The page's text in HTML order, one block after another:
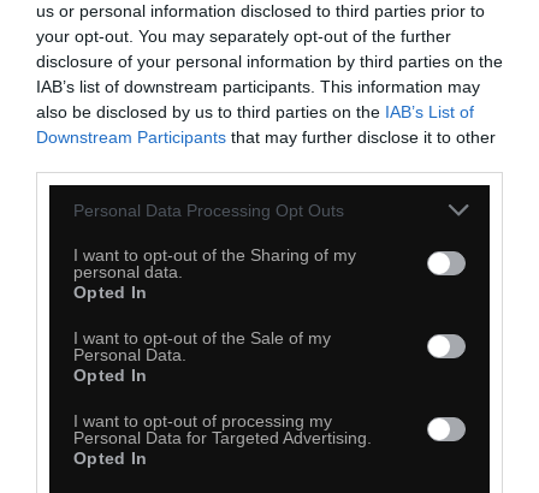
us or personal information disclosed to third parties prior to
your opt-out. You may separately opt-out of the further
disclosure of your personal information by third parties on the
IAB’s list of downstream participants. This information may
also be disclosed by us to third parties on the IAB’s List of
Downstream Participants that may further disclose it to other
Personal Data Processing Opt Outs
I want to opt-out of the Sharing of my
personal data.
Opted In
I want to opt-out of the Sale of my
Personal Data.
Opted In
I want to opt-out of processing my
Personal Data for Targeted Advertising.
Opted In
Dodaj do ulubionych Dodaj do przyjaciół